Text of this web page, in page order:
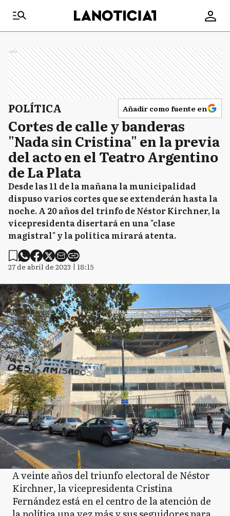
Ads
POLÍTICA Añadir como fuente en
Cortes de calle y banderas
"Nada sin Cristina" en la previa
del acto en el Teatro Argentino
de La Plata
Desde las 11 de la mañana la municipalidad
dispuso varios cortes que se extenderán hasta la
noche. A 20 años del trinfo de Néstor Kirchner, la
vicepresidenta disertará en una "clase
magistral" y la política mirará atenta.
27 de abril de 2023 | 18:15
A veinte años del triunfo electoral de Néstor
Kirchner, la vicepresidenta Cristina
Fernández está en el centro de la atención de